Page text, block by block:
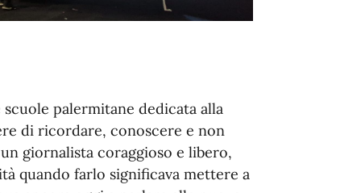
palermitane dedicata alla
di ricordare, conoscere e non
giornalista coraggioso e libero,
quando farlo significava mettere a